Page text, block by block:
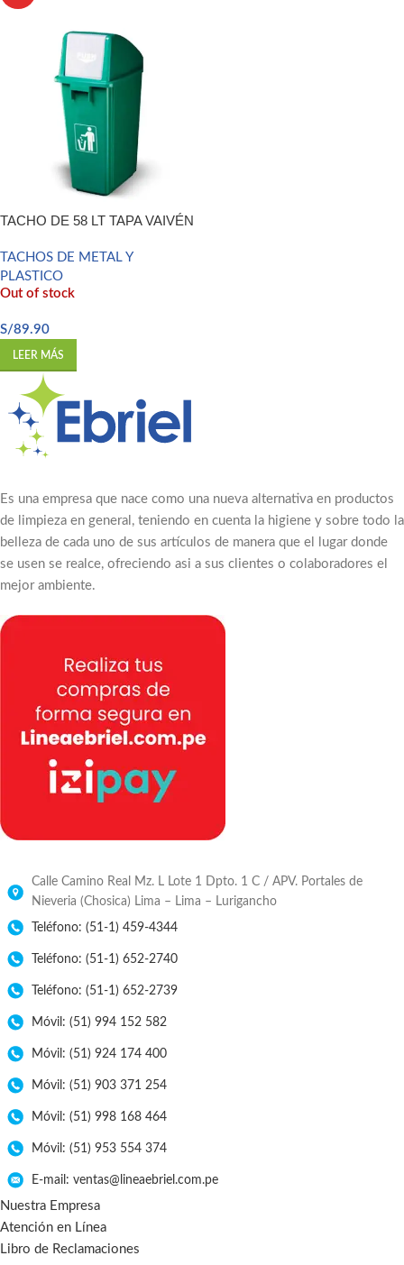
TACHO DE 58 LT TAPA VAIVÉN
TACHOS DE METAL Y
PLASTICO
Out of stock
S/89.90
LEER MÁS
Es una empresa que nace como una nueva alternativa en productos
de limpieza en general, teniendo en cuenta la higiene y sobre todo la
belleza de cada uno de sus artículos de manera que el lugar donde
se usen se realce, ofreciendo asi a sus clientes o colaboradores el
mejor ambiente.
Calle Camino Real Mz. L Lote 1 Dpto. 1 C / APV. Portales de
Nieveria (Chosica) Lima – Lima – Lurigancho
Teléfono: (51-1) 459-4344
Teléfono: (51-1) 652-2740
Teléfono: (51-1) 652-2739
Móvil: (51) 994 152 582
Móvil: (51) 924 174 400
Móvil: (51) 903 371 254
Móvil: (51) 998 168 464
Móvil: (51) 953 554 374
E-mail: ventas@lineaebriel.com.pe
Nuestra Empresa
Atención en Línea
Libro de Reclamaciones